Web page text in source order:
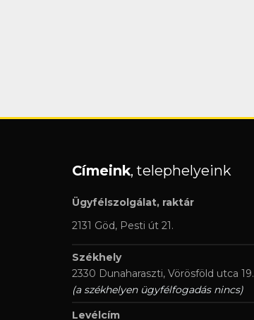
Címeink, telephelyeink
Ügyfélszolgálat, raktár
2131 Göd, Pesti út 21.
Székhely
2330 Dunaharaszti, Vörösföld utca 19.
(a székhelyen ügyfélfogadás nincs)
Levélcím